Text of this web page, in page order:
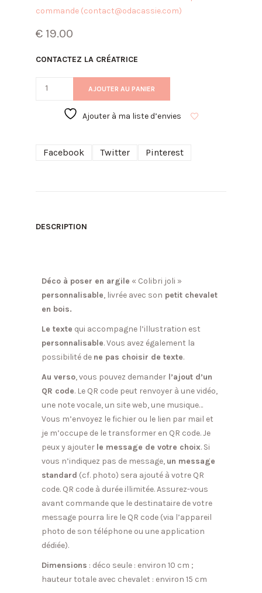
commande (contact@odacassie.com)
19.00
€
CONTACTEZ LA CRÉATRICE
AJOUTER AU PANIER
Ajouter à ma liste d’envies
Facebook Twitter Pinterest
DESCRIPTION
Déco à poser en argile « Colibri joli »
personnalisable, livrée avec son petit chevalet
en bois.
Le texte qui accompagne l’illustration est
personnalisable. Vous avez également la
possibilité de ne pas choisir de texte.
Au verso, vous pouvez demanderl’ajout d’un
QR code. Le QR code peut renvoyer à une vidéo,
une note vocale, un site web, une musique…
Vous m’envoyez le fichier ou le lien par mail et
je m’occupe de le transformer en QR code. Je
peux y ajouter le message de votre choix. Si
vous n’indiquez pas de message, un message
standard (cf. photo) sera ajouté à votre QR
code. QR code à durée illimitée. Assurez-vous
avant commande que le destinataire de votre
message pourra lire le QR code (via l’appareil
photo de son téléphone ou une application
dédiée).
Dimensions : déco seule : environ 10 cm ;
hauteur totale avec chevalet : environ 15 cm